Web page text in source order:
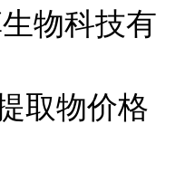
物科技有
取物价格